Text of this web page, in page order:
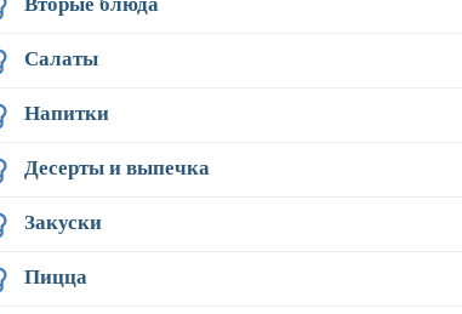
Салаты
Напитки
Десерты и выпечка
Закуски
Пицца